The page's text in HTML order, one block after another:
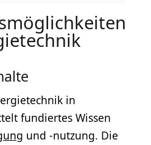
in
fundiertes Wissen
und -nutzung. Die